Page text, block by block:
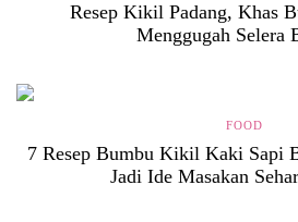
Resep Kikil Padang, Khas
Menggugah Selera
FOOD
7 Resep Bumbu Kikil Kaki Sapi
Jadi Ide Masakan